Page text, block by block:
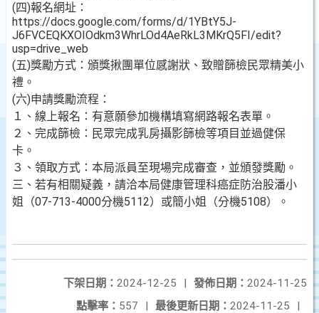
(四)報名網址：
https://docs.google.com/forms/d/1YBtY5J-
J6FVCEQKXOIOdkm3WhrLOd4AeRkL3MKrQ5FI/edit?
usp=drive_web
(五)獎勵方式：頒獎揪團單位感謝狀、致贈篩檢民眾精美小
禮。
(六)申請獎勵流程：
１、線上報名：有意願參加機構填寫網路報名表單。
２、完成篩檢：民眾完成乳房攝影篩檢等項目並過健保
卡。
３、領取方式：本局派員至現場完成審查，並頒發獎勵。
三、若有相關疑義，請洽本局健康管理科癌症防治股潘小
姐（07-713-4000分機5112）或簡小姐（分機5108）。
發佈日期： 2024-11-25
下架日期： 2024-12-25
|
最後更新日期： 2024-11-25 |
點擊率： 557 |